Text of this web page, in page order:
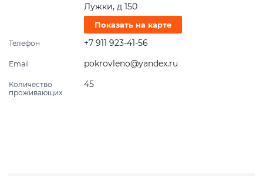
Лужки, д 150
Показать на карте
Телефон +7 911 923-41-56
Email pokrovleno@yandex.ru
Количество
проживающих
45